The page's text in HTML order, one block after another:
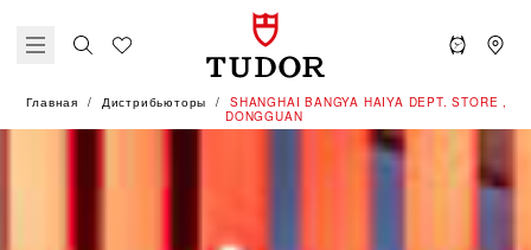
Главная Дистрибьюторы
‭SHANGHAI BANGYA HAIYA DEPT. STORE ,
DONGGUAN‬